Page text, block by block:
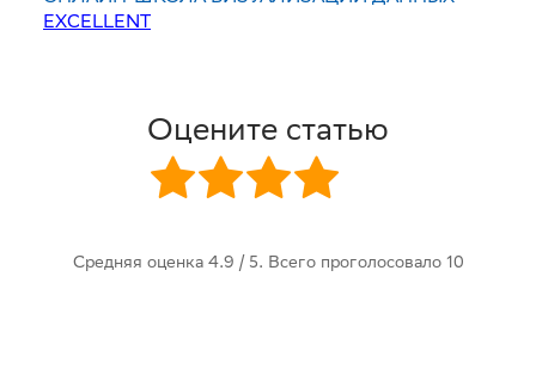
EXCELLENT
Оцените статью
Средняя оценка 4.9 / 5. Всего проголосовало 10